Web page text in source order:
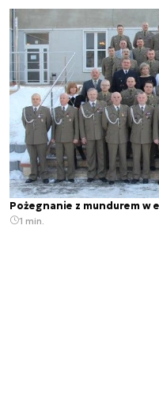
Pożegnanie z mundurem w
1 min.